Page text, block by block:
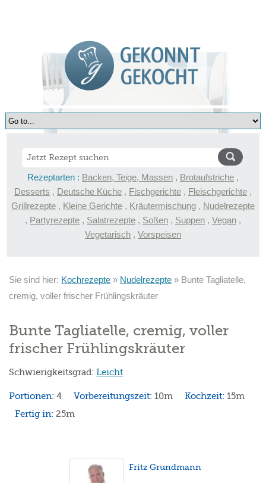
Rezeptarten : Backen, Teige, Massen , Brotaufstriche ,
Desserts , Deutsche Küche , Fischgerichte , Fleischgerichte ,
Grillrezepte , Kleine Gerichte , Kräutermischung , Nudelrezepte
, Partyrezepte , Salatrezepte , Soßen , Suppen , Vegan ,
Vegetarisch , Vorspeisen
Sie sind hier: Kochrezepte » Nudelrezepte » Bunte Tagliatelle,
cremig, voller frischer Frühlingskräuter
Bunte Tagliatelle, cremig, voller
frischer Frühlingskräuter
Schwierigkeitsgrad:Leicht
Portionen:4 Vorbereitungszeit:10m Kochzeit:15m
Fertig in:25m
Fritz Grundmann